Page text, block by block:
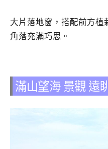
大片落地窗，搭配前方植
角落充滿巧思。
滿山望海 景觀 遠